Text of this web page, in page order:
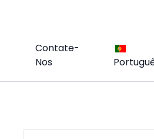
Contate-
Nos